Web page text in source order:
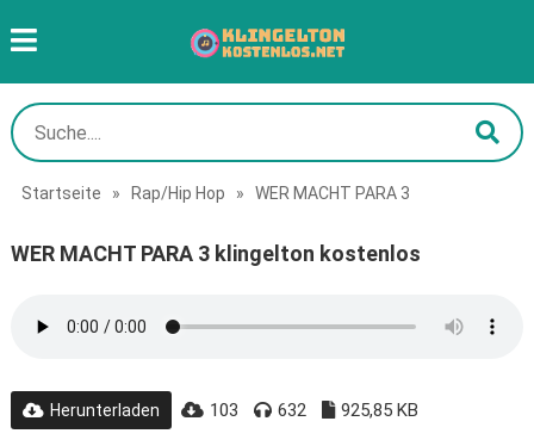
Startseite » Rap/Hip Hop » WER MACHT PARA 3
WER MACHT PARA 3 klingelton kostenlos
Herunterladen 103 632 925,85 KB